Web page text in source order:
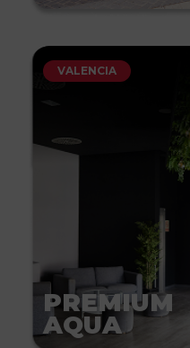
VALENCIA
PREMIUM
AQUA